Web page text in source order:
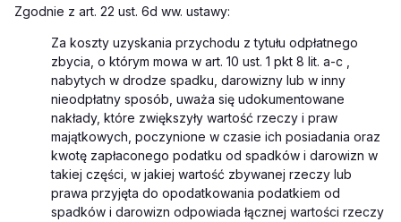
Zgodnie z art. 22 ust. 6d ww. ustawy:
Za koszty uzyskania przychodu z tytułu odpłatnego
zbycia, o którym mowa w art. 10 ust. 1 pkt 8 lit. a-c ,
nabytych w drodze spadku, darowizny lub w inny
nieodpłatny sposób, uważa się udokumentowane
nakłady, które zwiększyły wartość rzeczy i praw
majątkowych, poczynione w czasie ich posiadania oraz
kwotę zapłaconego podatku od spadków i darowizn w
takiej części, w jakiej wartość zbywanej rzeczy lub
prawa przyjęta do opodatkowania podatkiem od
spadków i darowizn odpowiada łącznej wartości rzeczy